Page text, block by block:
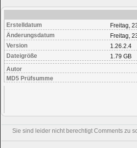
Erstelldatum
Freitag,
Änderungsdatum
Freitag,
Version
1.26.2.4
Dateigröße
1.79 GB
Autor
MD5 Prüfsumme
Sie sind leider nicht berechtigt Comments zu